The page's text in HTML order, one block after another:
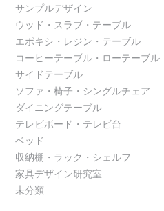
サンプルデザイン
ウッド・スラブ・テーブル
エポキシ・レジン・テーブル
コーヒーテーブル・ローテーブル
サイドテーブル
ソファ・椅子・シングルチェア
ダイニングテーブル
テレビボード・テレビ台
ベッド
収納棚・ラック・シェルフ
家具デザイン研究室
未分類